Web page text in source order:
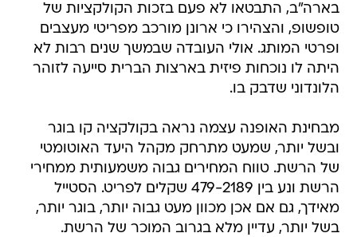
בארה"ב, התבטאו לא פעם בזכות הקולקציות של
טופשופ, והצהירו כי ארונן מורכב מפריטי מעצבים
ופרטי המותג. אולי העובדה שבמשך שנים רבות לא
היתה לו נוכחות פיזית בארצות הברית סייעה לזוהר
הלונדוני שדבק בו.
מבחינת האופנה עצמה נראה בקולקציה קו בוגר
ובשל יותר, שמעט מתרחק מקהל היעד האוטומטי
של הרשת. טווח המחירים גבוה משמעותית ממחירי
הרשת ונע בין 479-2189 שקלים לפריט. הסטייל
מאידך, גם אם אכן מכוון מעט גבוה יותר, בוגר יותר,
בשל יותר, עדיין מלא בגרוב המוכר של הרשת.